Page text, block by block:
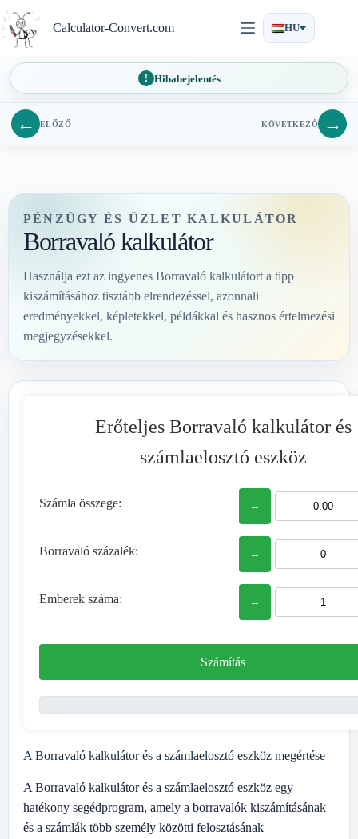
a
tartalomra
Calculator-Convert.com HU
Hibabejelentés
← ELŐZŐ KÖVETKEZŐ →
PÉNZÜGY ÉS ÜZLET KALKULÁTOR
Borravaló kalkulátor
Használja ezt az ingyenes Borravaló kalkulátort a tipp
kiszámításához tisztább elrendezéssel, azonnali
eredményekkel, képletekkel, példákkal és hasznos értelmezési
megjegyzésekkel.
Erőteljes Borravaló kalkulátor és
számlaelosztó eszköz
Számla összege: –
Borravaló százalék: –
Emberek száma: –
Számítás
A Borravaló kalkulátor és a számlaelosztó eszköz megértése
A Borravaló kalkulátor és a számlaelosztó eszköz egy
hatékony segédprogram, amely a borravalók kiszámításának
és a számlák több személy közötti felosztásának